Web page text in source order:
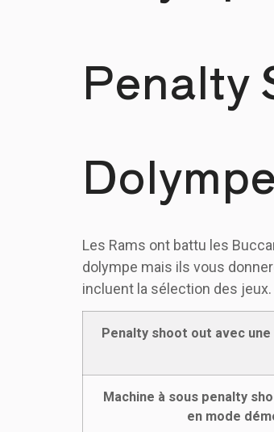
Penalty
Dolympe
Les Rams ont battu les
dolympe mais ils vous
incluent la sélection des
Penalty shoot out avec
Machine à sous penalty
en mode